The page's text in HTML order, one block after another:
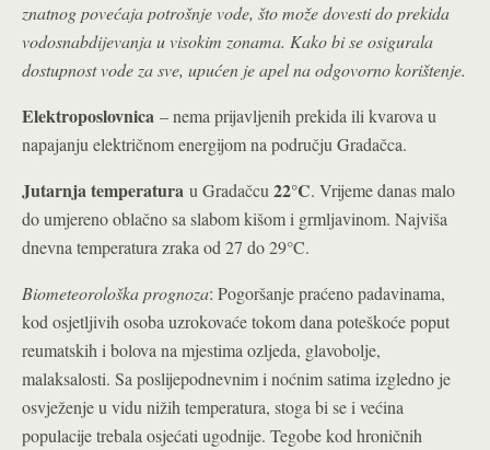
znatnog povećaja potrošnje vode, što može dovesti do prekida
vodosnabdijevanja u visokim zonama. Kako bi se osigurala
dostupnost vode za sve, upućen je apel na odgovorno korištenje.
Elektroposlovnica – nema prijavljenih prekida ili kvarova u
napajanju električnom energijom na području Gradačca.
Jutarnja temperatura u Gradačcu 22°C. Vrijeme danas malo
do umjereno oblačno sa slabom kišom i grmljavinom. Najviša
dnevna temperatura zraka od 27 do 29°C.
Biometeorološka prognoza: Pogoršanje praćeno padavinama,
kod osjetljivih osoba uzrokovaće tokom dana poteškoće poput
reumatskih i bolova na mjestima ozljeda, glavobolje,
malaksalosti. Sa poslijepodnevnim i noćnim satima izgledno je
osvježenje u vidu nižih temperatura, stoga bi se i većina
populacije trebala osjećati ugodnije. Tegobe kod hroničnih